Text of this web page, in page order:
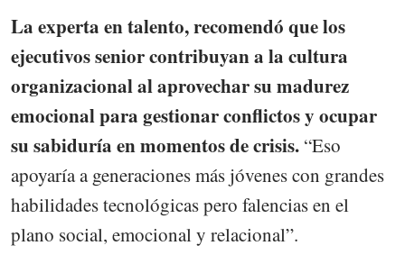
La experta en talento, recomendó que los
ejecutivos senior contribuyan a la cultura
organizacional al aprovechar su madurez
emocional para gestionar conflictos y ocupar
su sabiduría en momentos de crisis. “Eso
apoyaría a generaciones más jóvenes con grandes
habilidades tecnológicas pero falencias en el
plano social, emocional y relacional”.